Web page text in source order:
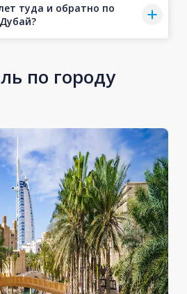
туда и обратно по
по городу